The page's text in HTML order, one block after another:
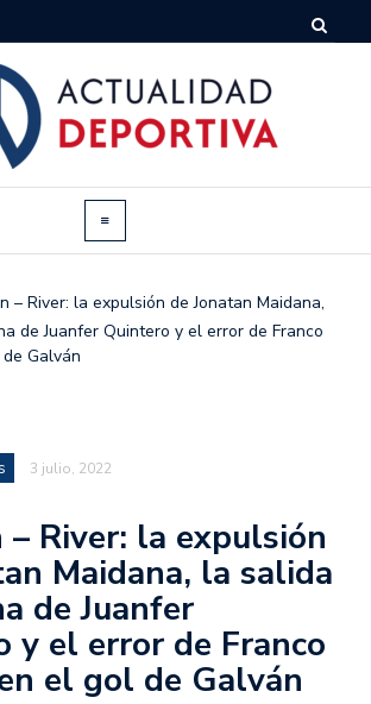
– River: la expulsión de Jonatan Maidana,
de Juanfer Quintero y el error de Franco
Galván
3 julio, 2022
– River: la expulsión
Maidana, la salida
de Juanfer
y el error de Franco
el gol de Galván